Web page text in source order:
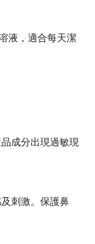
液，適合每天潔
成分出現過敏現
刺激。保護鼻